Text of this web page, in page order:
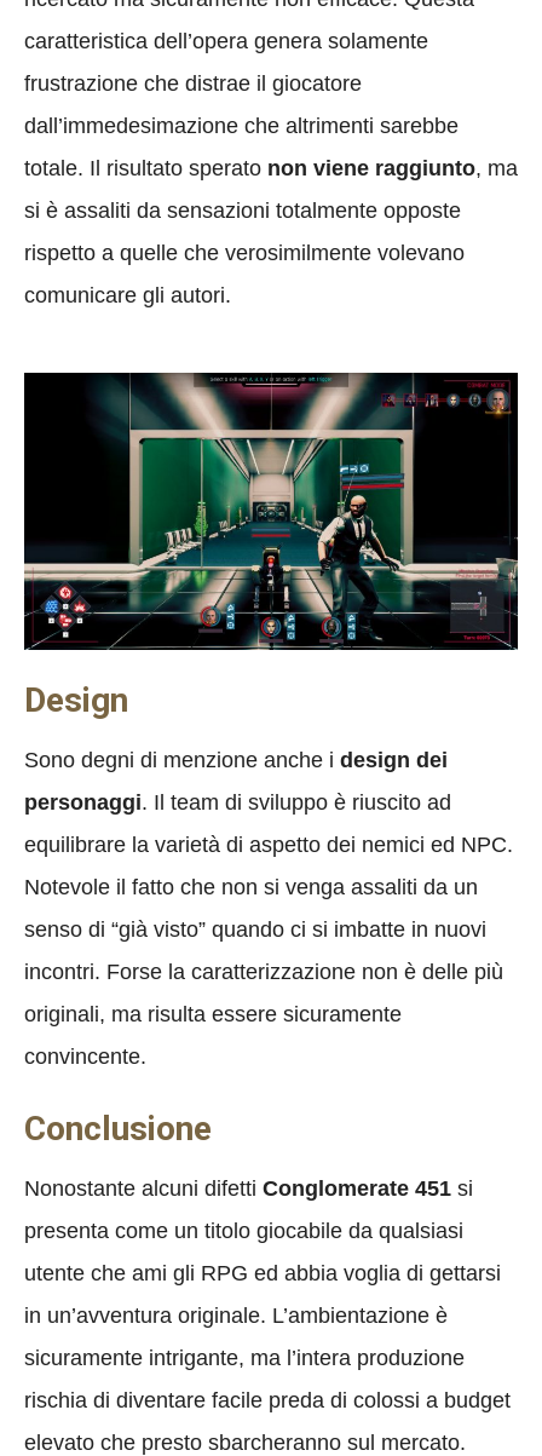
caratteristica dell’opera genera solamente
frustrazione che distrae il giocatore
dall’immedesimazione che altrimenti sarebbe
totale. Il risultato sperato non viene raggiunto, ma
si è assaliti da sensazioni totalmente opposte
rispetto a quelle che verosimilmente volevano
comunicare gli autori.
Design
Sono degni di menzione anche i design dei
personaggi. Il team di sviluppo è riuscito ad
equilibrare la varietà di aspetto dei nemici ed NPC.
Notevole il fatto che non si venga assaliti da un
senso di “già visto” quando ci si imbatte in nuovi
incontri. Forse la caratterizzazione non è delle più
originali, ma risulta essere sicuramente
convincente.
Conclusione
Nonostante alcuni difetti Conglomerate 451 si
presenta come un titolo giocabile da qualsiasi
utente che ami gli RPG ed abbia voglia di gettarsi
in un’avventura originale. L’ambientazione è
sicuramente intrigante, ma l’intera produzione
rischia di diventare facile preda di colossi a budget
elevato che presto sbarcheranno sul mercato.